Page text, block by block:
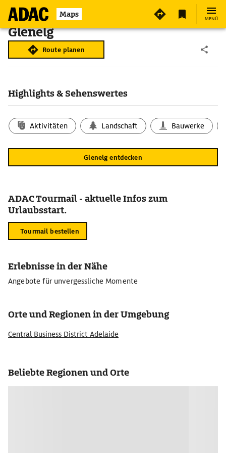
Maps MENÜ
Glenelg
Route planen
Highlights & Sehenswertes
Aktivitäten Landschaft Bauwerke
Glenelg entdecken
ADAC Tourmail - aktuelle Infos zum
Urlaubsstart.
Tourmail bestellen
Erlebnisse in der Nähe
Angebote für unvergessliche Momente
Orte und Regionen in der Umgebung
Central Business District Adelaide
Beliebte Regionen und Orte